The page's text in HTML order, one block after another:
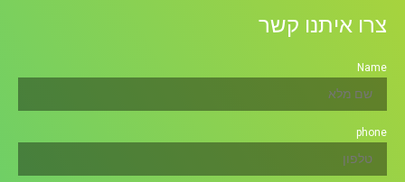
צרו איתנו קשר
Name
phone